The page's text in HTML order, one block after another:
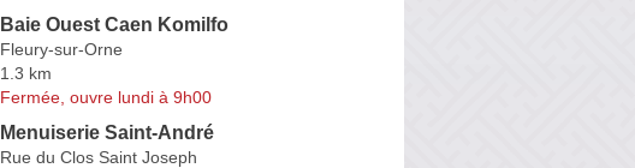
Baie Ouest Caen Komilfo
Fleury-sur-Orne
1.3 km
Fermée, ouvre lundi à 9h00
Menuiserie Saint-André
Rue du Clos Saint Joseph